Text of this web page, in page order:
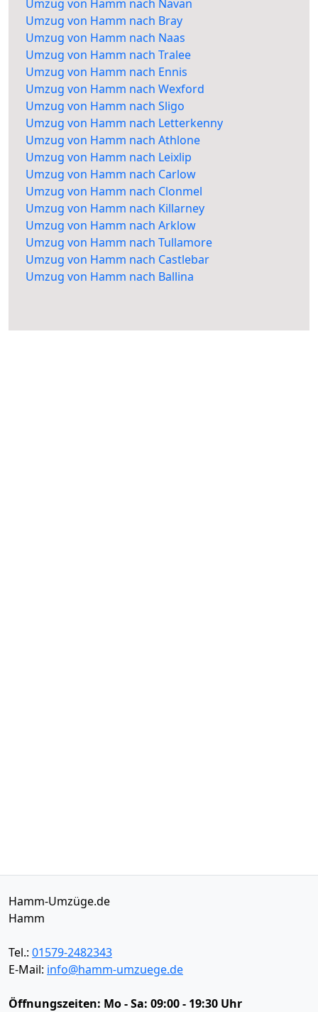
Umzug von Hamm nach Navan
Umzug von Hamm nach Bray
Umzug von Hamm nach Naas
Umzug von Hamm nach Tralee
Umzug von Hamm nach Ennis
Umzug von Hamm nach Wexford
Umzug von Hamm nach Sligo
Umzug von Hamm nach Letterkenny
Umzug von Hamm nach Athlone
Umzug von Hamm nach Leixlip
Umzug von Hamm nach Carlow
Umzug von Hamm nach Clonmel
Umzug von Hamm nach Killarney
Umzug von Hamm nach Arklow
Umzug von Hamm nach Tullamore
Umzug von Hamm nach Castlebar
Umzug von Hamm nach Ballina
Hamm-Umzüge.de
Hamm
Tel.: 01579-2482343
E-Mail: info@hamm-umzuege.de
Öffnungszeiten: Mo - Sa: 09:00 - 19:30 Uhr